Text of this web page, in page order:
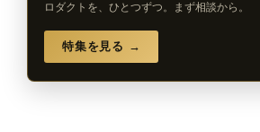
ロダクトを、ひとつずつ。まず相談から。
特集を見る →